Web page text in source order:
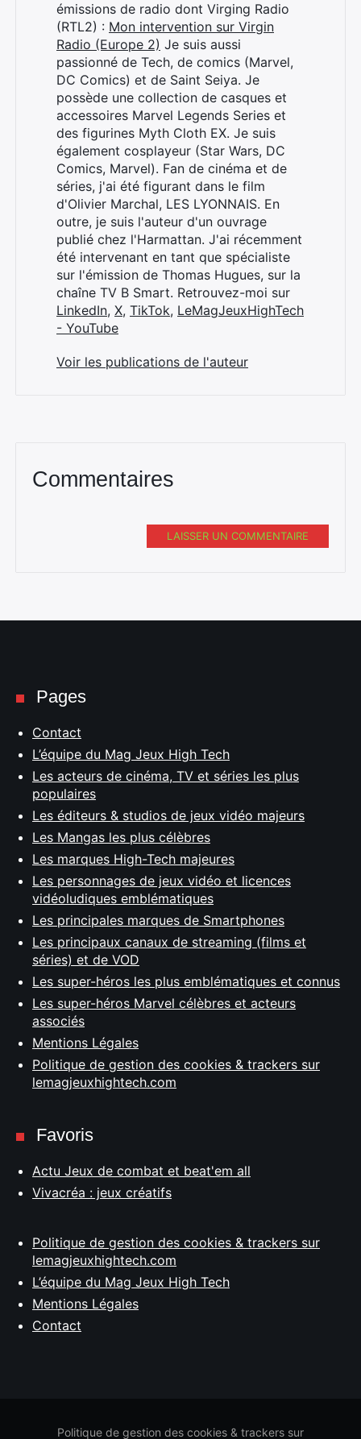
émissions de radio dont Virging Radio
(RTL2) : Mon intervention sur Virgin
Radio (Europe 2) Je suis aussi
passionné de Tech, de comics (Marvel,
DC Comics) et de Saint Seiya. Je
possède une collection de casques et
accessoires Marvel Legends Series et
des figurines Myth Cloth EX. Je suis
également cosplayeur (Star Wars, DC
Comics, Marvel). Fan de cinéma et de
séries, j'ai été figurant dans le film
d'Olivier Marchal, LES LYONNAIS. En
outre, je suis l'auteur d'un ouvrage
publié chez l'Harmattan. J'ai récemment
été intervenant en tant que spécialiste
sur l'émission de Thomas Hugues, sur la
chaîne TV B Smart. Retrouvez-moi sur
LinkedIn, X, TikTok, LeMagJeuxHighTech
- YouTube
Voir les publications de l'auteur
Commentaires
LAISSER UN COMMENTAIRE
Pages
Contact
L’équipe du Mag Jeux High Tech
Les acteurs de cinéma, TV et séries les plus
populaires
Les éditeurs & studios de jeux vidéo majeurs
Les Mangas les plus célèbres
Les marques High-Tech majeures
Les personnages de jeux vidéo et licences
vidéoludiques emblématiques
Les principales marques de Smartphones
Les principaux canaux de streaming (films et
séries) et de VOD
Les super-héros les plus emblématiques et connus
Les super-héros Marvel célèbres et acteurs
associés
Mentions Légales
Politique de gestion des cookies & trackers sur
lemagjeuxhightech.com
Favoris
Actu Jeux de combat et beat'em all
Vivacréa : jeux créatifs
Politique de gestion des cookies & trackers sur
lemagjeuxhightech.com
L’équipe du Mag Jeux High Tech
Mentions Légales
Contact
Politique de gestion des cookies & trackers sur